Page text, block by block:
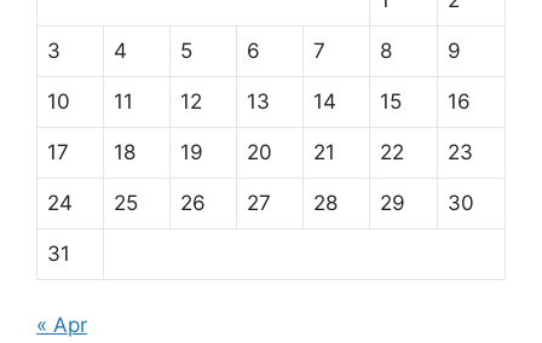
3 4 5 6 7 8 9
10 11 12 13 14 15 16
17 18 19 20 21 22 23
24 25 26 27 28 29 30
31
« Apr